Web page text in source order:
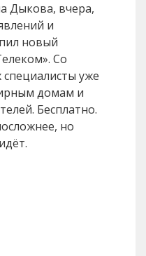
Дыкова, вчера,
и
новый
Со
уже
домам и
Бесплатно.
но